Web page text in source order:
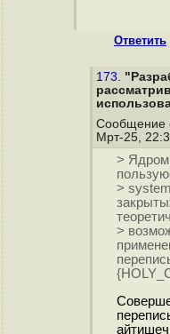
Ответить
173.
Сообщение
Мрт-25,
> Ядром
>
>